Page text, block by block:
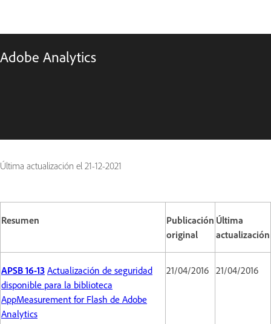
Adobe Analytics
Última actualización el 21-12-2021
Resumen
Publicación
original
Última
actualización
APSB 16-13 Actualización de seguridad
disponible para la biblioteca
AppMeasurement for Flash de Adobe
Analytics
21/04/2016 21/04/2016